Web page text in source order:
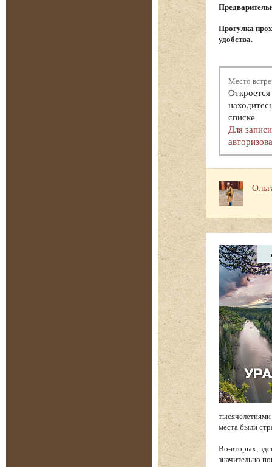
Прогулка
удобства.
Место
списке
Для
места были
Во-вторых,
значительно